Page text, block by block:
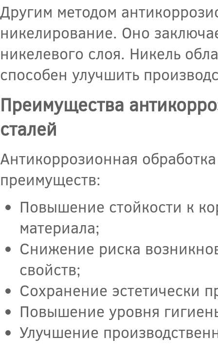
Другим методом
никелирование. Оно
никелевого слоя. Никель
способен улучшить
Преимущества
сталей
Антикоррозионная
преимуществ:
Повышение стойкости к
материала;
Снижение риска
свойств;
Сохранение эстетически
Повышение уровня
Улучшение